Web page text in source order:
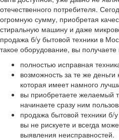
отечественного потребителя.
огромную сумму, приобретая
стиральную машину и даже
продажа б/у бытовой техники в
такое оборудование, вы
полностью исправная
возможность за те же
которая имеет намного
вы приобретаете желаемый
начинаете сразу ним
продажа бытовой техники б/
вы не рискуете и всегда
выявления неисправностей.